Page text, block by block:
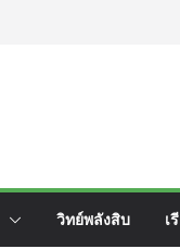
วิทย์พลังสิบ เ